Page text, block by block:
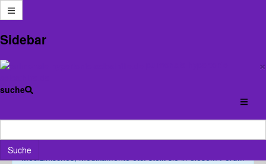
Sidebar
×
suche
Suche
Wie sich Musik auf die sexuelle Gesundheit bei PH
Wenn Ihr Fragen habt, egal ob Smalltalk, Wissen,
Medizinisches, Medikamente etc. stellt sie in diesem Forum